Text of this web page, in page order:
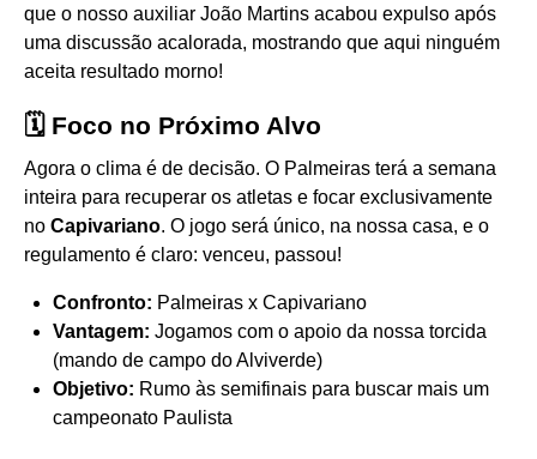
que o nosso auxiliar João Martins acabou expulso após
uma discussão acalorada, mostrando que aqui ninguém
aceita resultado morno!
🗓️ Foco no Próximo Alvo
Agora o clima é de decisão. O Palmeiras terá a semana
inteira para recuperar os atletas e focar exclusivamente
no Capivariano. O jogo será único, na nossa casa, e o
regulamento é claro: venceu, passou!
Confronto: Palmeiras x Capivariano
Vantagem: Jogamos com o apoio da nossa torcida
(mando de campo do Alviverde)
Objetivo: Rumo às semifinais para buscar mais um
campeonato Paulista